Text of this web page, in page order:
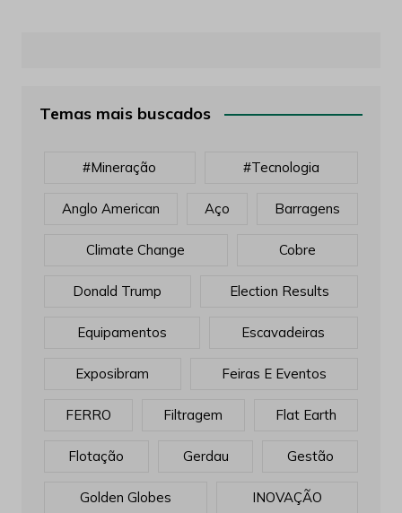
Temas mais buscados
#mineração #tecnologia
Anglo American Aço Barragens
Climate Change Cobre
Donald Trump Election Results
Equipamentos Escavadeiras
Exposibram Feiras E Eventos
FERRO Filtragem Flat Earth
Flotação Gerdau Gestão
Golden Globes INOVAÇÃO